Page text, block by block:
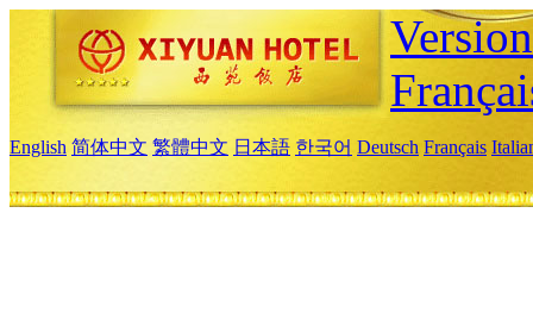
English 简体中文 繁體中文 日本語 한국어 Deutsch Français